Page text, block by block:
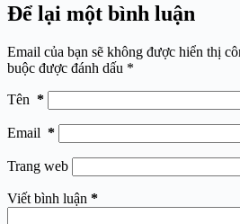
Để lại một bình luận
Email của bạn sẽ không được hiển thị
buộc được đánh dấu *
Tên *
Email *
Trang web
Viết bình luận *